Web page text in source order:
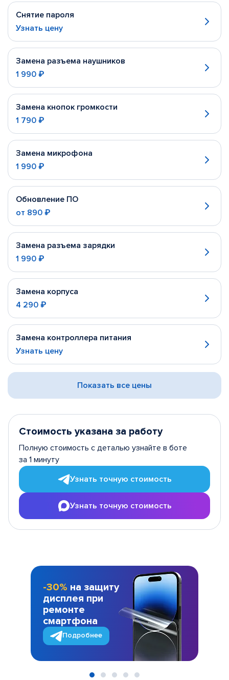
Снятие пароля
Узнать цену
Замена разъема наушников
1 990 ₽
Замена кнопок громкости
1 790 ₽
Замена микрофона
1 990 ₽
Обновление ПО
от 890 ₽
Замена разъема зарядки
1 990 ₽
Замена корпуса
4 290 ₽
Замена контроллера питания
Узнать цену
Показать все цены
Стоимость указана за работу
Полную стоимость с деталью узнайте в боте
за 1 минуту
Узнать точную стоимость
Узнать точную стоимость
-30% на защиту
дисплея при
ремонте
смартфона
Подробнее